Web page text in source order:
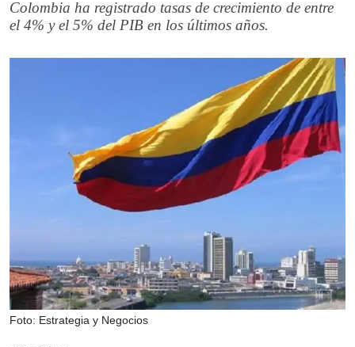
Colombia ha registrado tasas de crecimiento de entre
el 4% y el 5% del PIB en los últimos años.
Foto: Estrategia y Negocios